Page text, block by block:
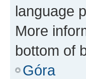
language
More
bottom of
Góra